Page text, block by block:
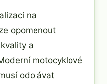
na
opomenout
a
motocyklové
odolávat